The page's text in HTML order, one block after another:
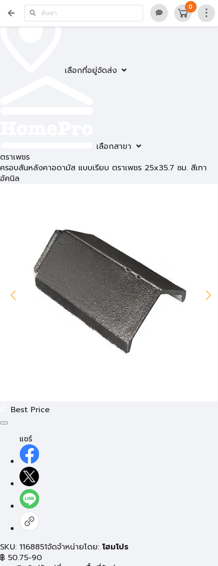
เลือกที่อยู่จัดส่ง
เลือกสาขา
0
ตราเพชร
ครอบสันหลังคาอดามัส แบบเรียบ ตราเพชร 25x35.7 ซม. สีเทา
อัคนิล
Best Price
แชร์
SKU: 1168851จัดจำหน่ายโดย: โฮมโปร
฿ 50.75-90